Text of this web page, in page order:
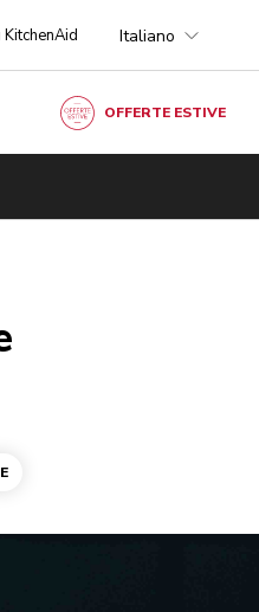
Italiano
OFFERTE ESTIVE